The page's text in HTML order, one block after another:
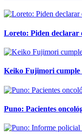
Loreto: Piden declarar
Keiko Fujimori cumple
Puno: Pacientes